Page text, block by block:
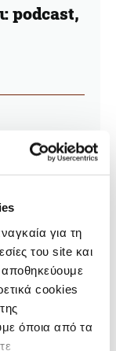
για τη
του site και
cookies
όποια από τα
podcast,
πηγές και
όλων των